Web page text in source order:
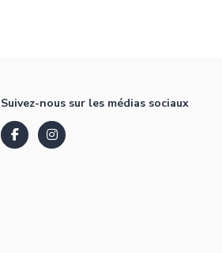
Suivez-nous sur les médias sociaux